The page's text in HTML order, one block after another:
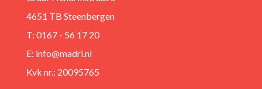
4651 TB Steenbergen
T: 0167 - 56 17 20
E: info@madri.nl
Kvk nr.: 20095765